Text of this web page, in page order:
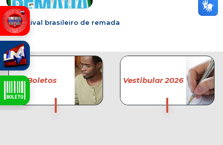
6º Festival brasileiro de remada
Boletos Vestibular 2026